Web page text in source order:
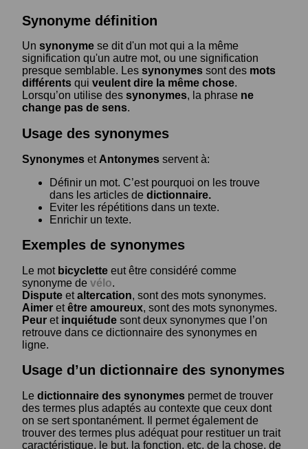
Synonyme définition
Un synonyme se dit d'un mot qui a la même
signification qu'un autre mot, ou une signification
presque semblable. Les synonymes sont des mots
différents qui veulent dire la même chose.
Lorsqu’on utilise des synonymes, la phrase ne
change pas de sens.
Usage des synonymes
Synonymes et Antonymes servent à:
Définir un mot. C’est pourquoi on les trouve
dans les articles de dictionnaire.
Eviter les répétitions dans un texte.
Enrichir un texte.
Exemples de synonymes
Le mot bicyclette eut être considéré comme
synonyme de vélo.
Dispute etaltercation, sont des mots synonymes.
Aimer etêtre amoureux, sont des mots synonymes.
Peur et inquiétude sont deux synonymes que l’on
retrouve dans ce dictionnaire des synonymes en
ligne.
Usage d’un dictionnaire des synonymes
Le dictionnaire des synonymes permet de trouver
des termes plus adaptés au contexte que ceux dont
on se sert spontanément. Il permet également de
trouver des termes plus adéquat pour restituer un trait
caractéristique, le but, la fonction, etc. de la chose, de